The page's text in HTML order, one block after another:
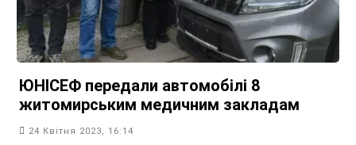
ЮНІСЕФ передали автомобілі 8
житомирським медичним закладам
24 Квітня 2023, 16:14